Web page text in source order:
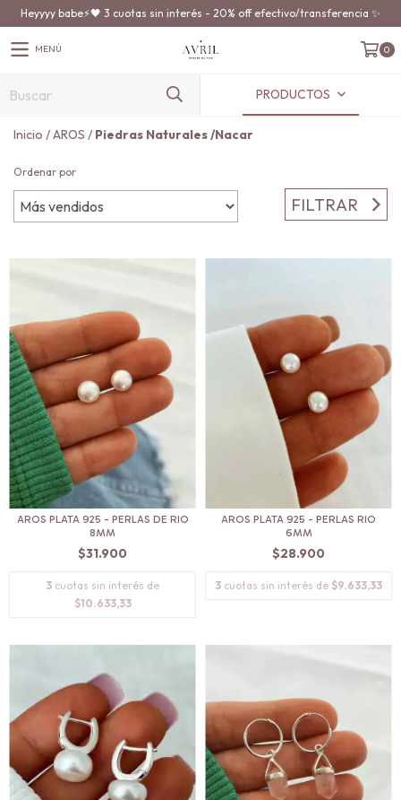
Heyyyy babe⚡️🖤 3 cuotas sin interés - 20% off efectivo/transferencia ✨
MENÚ 0
PRODUCTOS
Inicio /AROS / Piedras Naturales /Nacar
Ordenar por
FILTRAR
AROS PLATA 925 - PERLAS DE RIO
8MM
$31.900
3 cuotas sin interés de
$10.633,33
AROS PLATA 925 - PERLAS RIO
6MM
$28.900
3 cuotas sin interés de $9.633,33